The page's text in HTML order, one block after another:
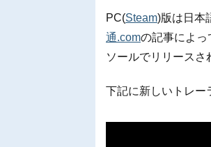
PC(Steam)版は日本
通.comの記事によっ
ソールでリリースさ
下記に新しいトレー